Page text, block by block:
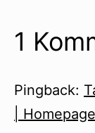
1
Pingback:
|